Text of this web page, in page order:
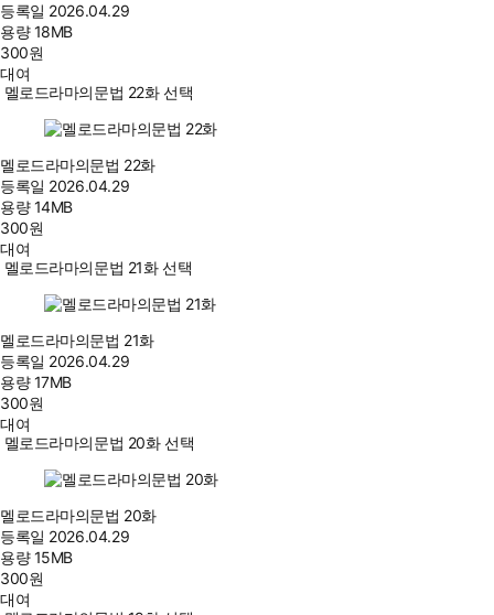
등록일 2026.04.29
용량18MB
300원
대여
멜로드라마의문법 22화 선택
멜로드라마의문법 22화
등록일 2026.04.29
용량14MB
300원
대여
멜로드라마의문법 21화 선택
멜로드라마의문법 21화
등록일 2026.04.29
용량17MB
300원
대여
멜로드라마의문법 20화 선택
멜로드라마의문법 20화
등록일 2026.04.29
용량15MB
300원
대여